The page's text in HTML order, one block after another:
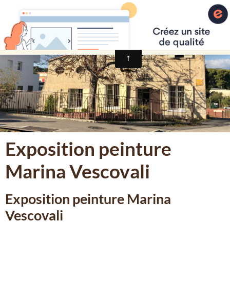
Maison Pour Tous Léo Lagrange La
Exposition peinture
Marina Vescovali
Exposition peinture Marina
Vescovali